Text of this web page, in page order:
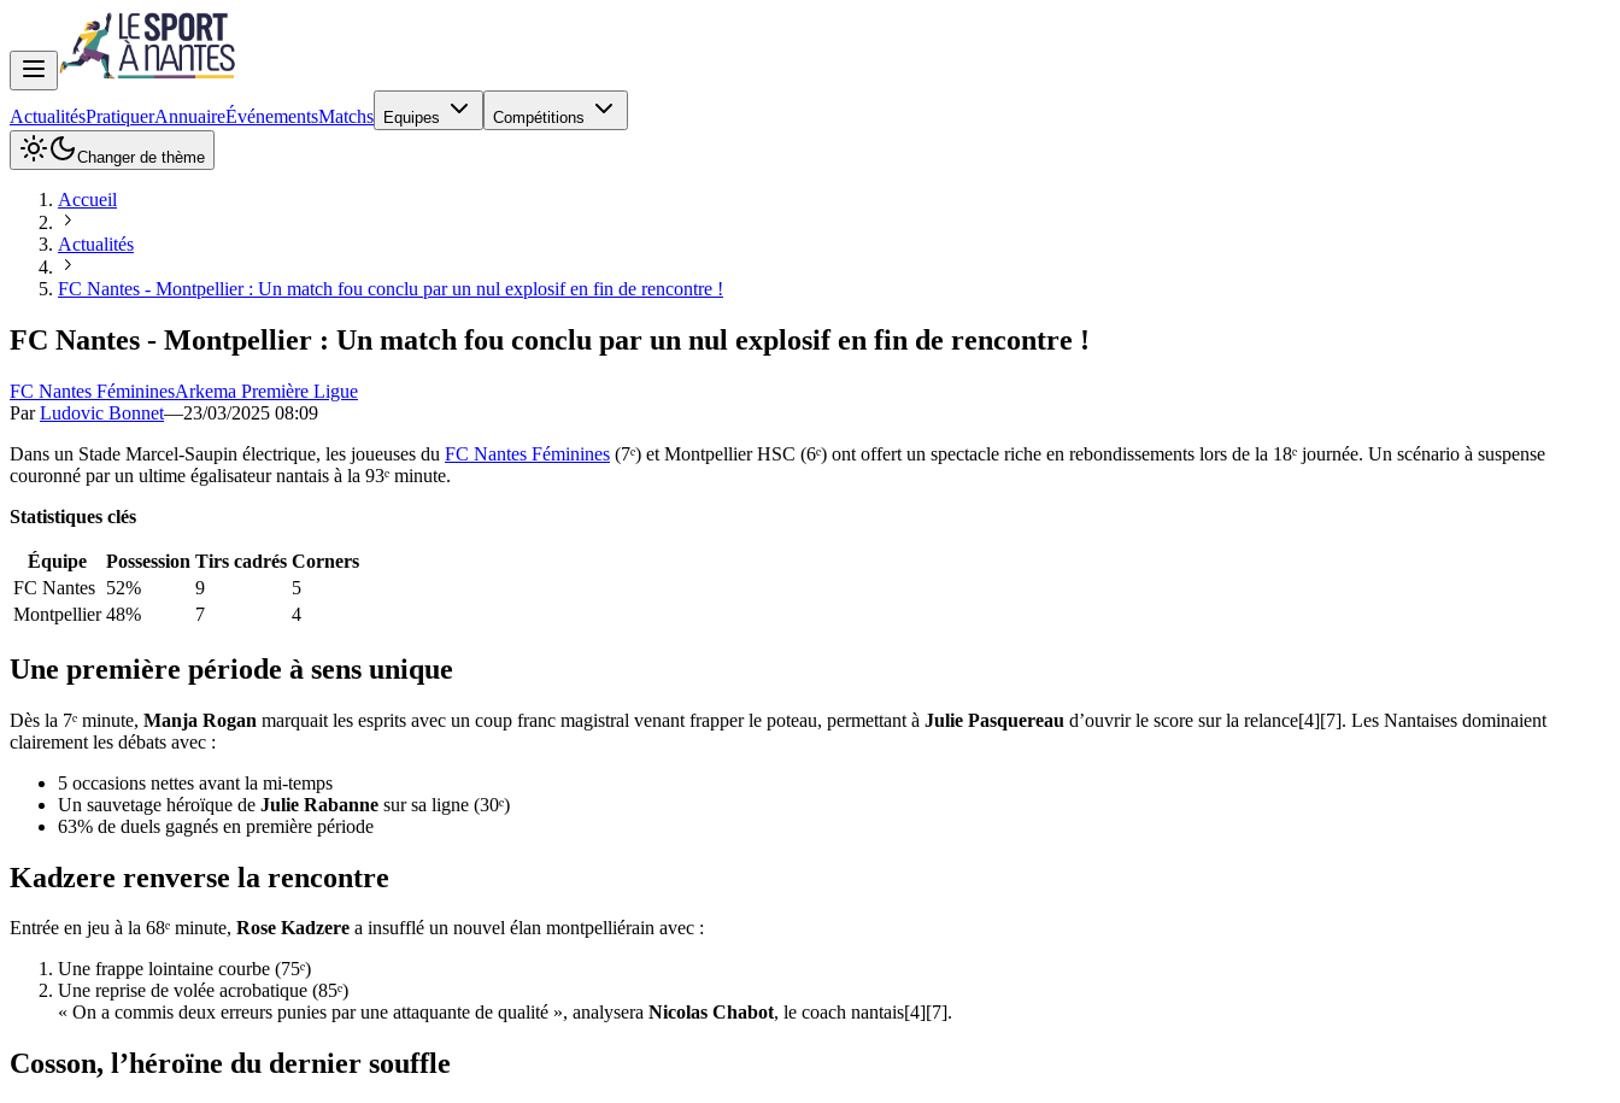
ActualitésPratiquerAnnuaireÉvénementsMatchs Equipes Compétitions
Changer de thème
Accueil
Actualités
FC Nantes - Montpellier : Un match fou conclu par un nul explosif en fin de rencontre !
FC Nantes - Montpellier : Un match fou conclu par un nul explosif en fin de rencontre !
FC Nantes FémininesArkema Première Ligue
ParLudovic Bonnet—23/03/2025 08:09
Dans un Stade Marcel-Saupin électrique, les joueuses du FC Nantes Féminines (7ᵉ) et Montpellier HSC (6ᵉ) ont offert un spectacle riche en rebondissements lors de la 18ᵉ journée. Un scénario à suspense
couronné par un ultime égalisateur nantais à la 93ᵉ minute.
Statistiques clés
Équipe Possession Tirs cadrés Corners
FC Nantes 52% 9
5
Montpellier 48% 7 4
Une première période à sens unique
Dès la 7ᵉ minute, Manja Rogan marquait les esprits avec un coup franc magistral venant frapper le poteau, permettant à Julie Pasquereau d’ouvrir le score sur la relance[4][7]. Les Nantaises dominaient
clairement les débats avec :
5 occasions nettes avant la mi-temps
Un sauvetage héroïque de Julie Rabanne sur sa ligne (30ᵉ)
63% de duels gagnés en première période
Kadzere renverse la rencontre
Entrée en jeu à la 68ᵉ minute, Rose Kadzere a insufflé un nouvel élan montpelliérain avec :
Une frappe lointaine courbe (75ᵉ)
Une reprise de volée acrobatique (85ᵉ)
« On a commis deux erreurs punies par une attaquante de qualité », analysera Nicolas Chabot, le coach nantais[4][7].
Cosson, l’héroïne du dernier souffle